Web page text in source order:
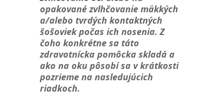
opakované zvlhčovanie mäkkých
a/alebo tvrdých kontaktných
šošoviek počas ich nosenia. Z
čoho konkrétne sa táto
zdravotnícka pomôcka skladá a
ako na oku pôsobí sa v krátkosti
pozrieme na nasledujúcich
riadkoch.